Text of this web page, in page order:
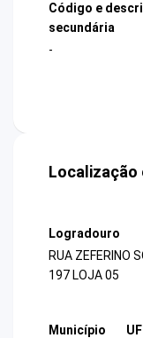
Código e
secundária
-
Localização
Logradouro
RUA ZEFERINO
197 LOJA 05
Município
UF